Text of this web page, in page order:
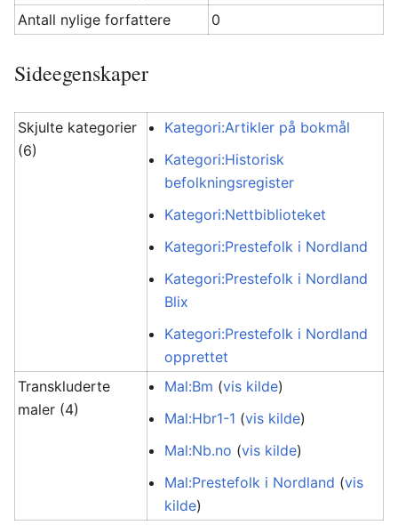
Antall nylige forfattere 0
Sideegenskaper
Skjulte kategorier
(6)
Kategori:Artikler på bokmål
Kategori:Historisk
befolkningsregister
Kategori:Nettbiblioteket
Kategori:Prestefolk i Nordland
Kategori:Prestefolk i Nordland
Blix
Kategori:Prestefolk i Nordland
opprettet
Transkluderte
maler (4)
Mal:Bm (vis kilde)
Mal:Hbr1-1 (vis kilde)
Mal:Nb.no (vis kilde)
Mal:Prestefolk i Nordland (vis
kilde)